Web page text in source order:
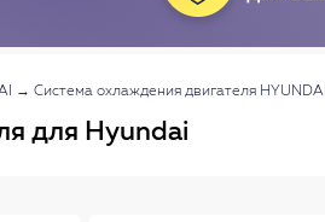
→ Система охлаждения двигателя HYUNDAI
для Hyundai